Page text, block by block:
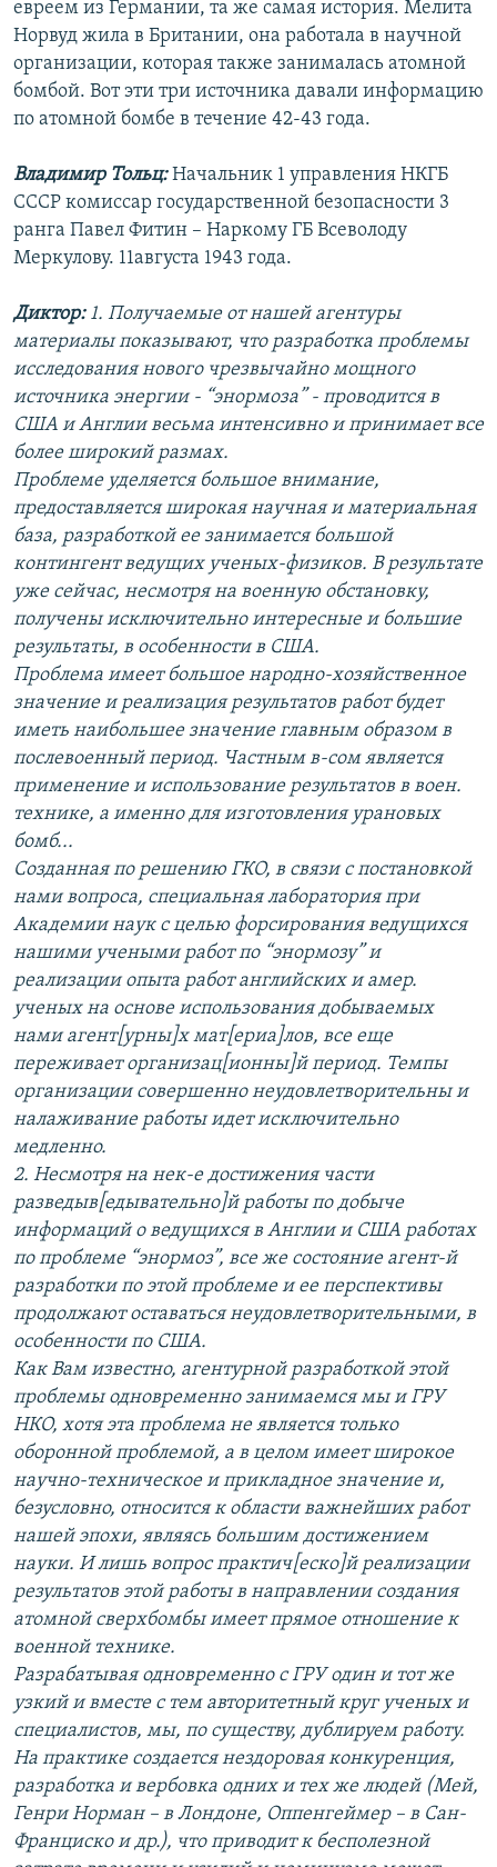
евреем из Германии, та же самая история. Мелита
Норвуд жила в Британии, она работала в научной
организации, которая также занималась атомной
бомбой. Вот эти три источника давали информацию
по атомной бомбе в течение 42-43 года.
Владимир Тольц:Начальник 1 управления НКГБ
СССР комиссар государственной безопасности 3
ранга Павел Фитин – Наркому ГБ Всеволоду
Меркулову. 11августа 1943 года.
Диктор: 1. Получаемые от нашей агентуры
материалы показывают, что разработка проблемы
исследования нового чрезвычайно мощного
источника энергии - “энормоза” - проводится в
США и Англии весьма интенсивно и принимает все
более широкий размах.
Проблеме уделяется большое внимание,
предоставляется широкая научная и материальная
база, разработкой ее занимается большой
контингент ведущих ученых-физиков. В результате
уже сейчас, несмотря на военную обстановку,
получены исключительно интересные и большие
результаты, в особенности в США.
Проблема имеет большое народно-хозяйственное
значение и реализация результатов работ будет
иметь наибольшее значение главным образом в
послевоенный период. Частным в-сом является
применение и использование результатов в воен.
технике, а именно для изготовления урановых
бомб...
Созданная по решению ГКО, в связи с постановкой
нами вопроса, специальная лаборатория при
Академии наук с целью форсирования ведущихся
нашими учеными работ по “энормозу” и
реализации опыта работ английских и амер.
ученых на основе использования добываемых
нами агент[урны]х мат[ериа]лов, все еще
переживает организац[ионны]й период. Темпы
организации совершенно неудовлетворительны и
налаживание работы идет исключительно
медленно.
2. Несмотря на нек-е достижения части
разведыв[едывательно]й работы по добыче
информаций о ведущихся в Англии и США работах
по проблеме “энормоз”, все же состояние агент-й
разработки по этой проблеме и ее перспективы
продолжают оставаться неудовлетворительными, в
особенности по США.
Как Вам известно, агентурной разработкой этой
проблемы одновременно занимаемся мы и ГРУ
НКО, хотя эта проблема не является только
оборонной проблемой, а в целом имеет широкое
научно-техническое и прикладное значение и,
безусловно, относится к области важнейших работ
нашей эпохи, являясь большим достижением
науки. И лишь вопрос практич[еско]й реализации
результатов этой работы в направлении создания
атомной сверхбомбы имеет прямое отношение к
военной технике.
Разрабатывая одновременно с ГРУ один и тот же
узкий и вместе с тем авторитетный круг ученых и
специалистов, мы, по существу, дублируем работу.
На практике создается нездоровая конкуренция,
разработка и вербовка одних и тех же людей (Мей,
Генри Норман – в Лондоне, Оппенгеймер – в Сан-
Франциско и др.), что приводит к бесполезной